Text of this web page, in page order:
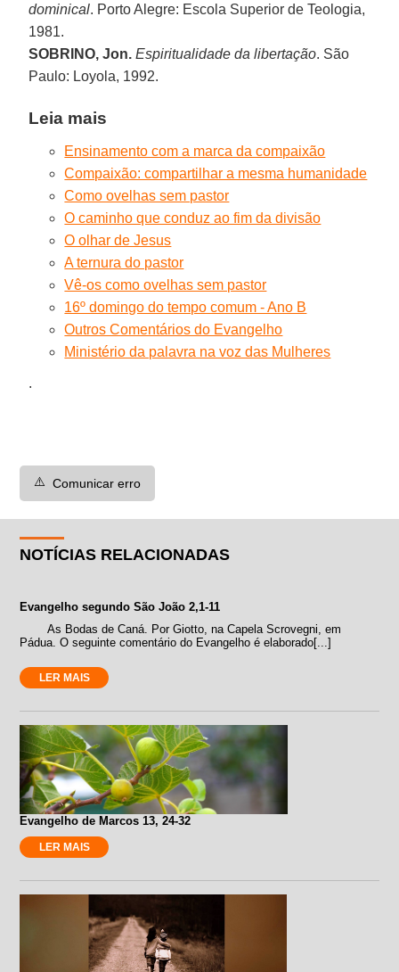
dominical. Porto Alegre: Escola Superior de Teologia,
1981.
SOBRINO, Jon. Espiritualidade da libertação. São
Paulo: Loyola, 1992.
Leia mais
Ensinamento com a marca da compaixão
Compaixão: compartilhar a mesma humanidade
Como ovelhas sem pastor
O caminho que conduz ao fim da divisão
O olhar de Jesus
A ternura do pastor
Vê-os como ovelhas sem pastor
16º domingo do tempo comum - Ano B
Outros Comentários do Evangelho
Ministério da palavra na voz das Mulheres
.
⚠️ Comunicar erro
NOTÍCIAS RELACIONADAS
Evangelho segundo São João 2,1-11
As Bodas de Caná. Por Giotto, na Capela Scrovegni, em
Pádua. O seguinte comentário do Evangelho é elaborado[...]
LER MAIS
Evangelho de Marcos 13, 24-32
LER MAIS